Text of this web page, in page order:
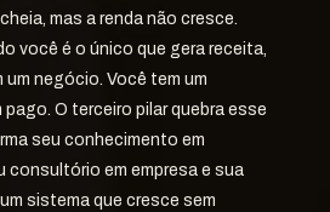
mas a renda não cresce.
você é o único que gera receita,
um negócio. Você tem um
pago. O terceiro pilar quebra esse
seu conhecimento em
consultório em empresa e sua
sistema que cresce sem